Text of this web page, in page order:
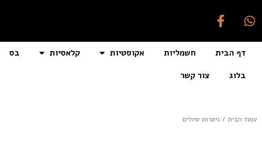
דף הבית חשמליות אקוסטיות קלאסיות בס
בלוג
צור קשר
עמוד הבית / גיטרות טיולים